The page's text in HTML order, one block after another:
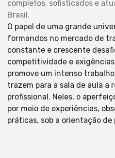
completos, sofisticados e
Brasil.
O papel de uma grande
formandos no mercado de
constante e crescente
competitividade e exigências
promove um intenso
trazem para a sala de aula a
profissional. Neles, o
por meio de experiências,
práticas, sob a orientação de